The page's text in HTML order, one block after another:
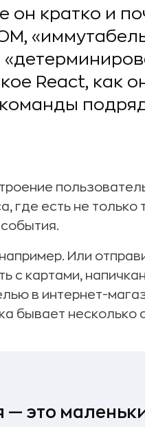
он кратко и
React, как
где есть не только
Или
с картами,
в интернет-
бывает несколько
— это